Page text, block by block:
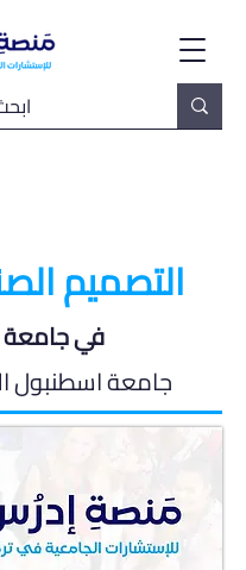
التصميم
في جامعة
جامعة اسطنبول